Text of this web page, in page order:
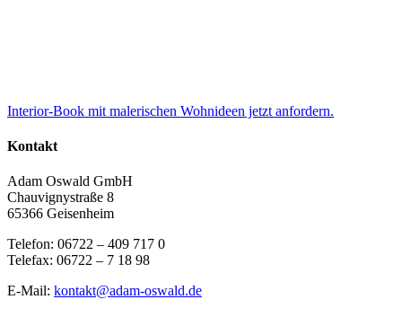
Interior-Book mit malerischen Wohnideen jetzt anfordern.
Kontakt
Adam Oswald GmbH
Chauvignystraße 8
65366 Geisenheim
Telefon: 06722 – 409 717 0
Telefax: 06722 – 7 18 98
E-Mail: kontakt@adam-oswald.de